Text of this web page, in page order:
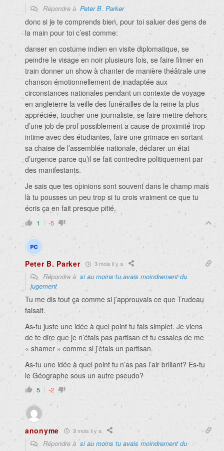
Répondre à Peter B. Parker
donc si je te comprends bien, pour toi saluer des gens de
la main pour toi c’est comme:
danser en costume indien en visite diplomatique, se
peindre le visage en noir plusieurs fois, se faire filmer en
train donner un show à chanter de manière théâtrale une
chanson émotionnellement de inadaptée aux
circonstances nationales pendant un contexte de voyage
en angleterre la veille des funérailles de la reine la plus
appréciée, toucher une journaliste, se faire mettre dehors
d’une job de prof possiblement a cause de proximité trop
intime avec des étudiantes, faire une grimace en sortant
sa chaise de l’assemblée nationale, déclarer un état
d’urgence parce qu’il se fait contredire politiquement par
des manifestants.
Je sais que tes opinions sont souvent dans le champ mais
là tu pousses un peu trop si tu crois vraiment ce que tu
écris ça en fait presque pitié.
1 -5
Peter B. Parker 3 mois il y a
Répondre à si au moins tu avais moindrement du
jugement
Tu me dis tout ça comme si j’approuvais ce que Trudeau
faisait.
As-tu juste une idée à quel point tu fais simplet. Je viens
de te dire que je n’étais pas partisan et tu essaies de me
« shamer » comme si j’étais un partisan.
As-tu une idée à quel point tu n’as pas l’air brillant? Es-tu
le Géographe sous un autre pseudo?
5 -2
anonyme 3 mois il y a
Répondre àsi au moins tu avais moindrement du